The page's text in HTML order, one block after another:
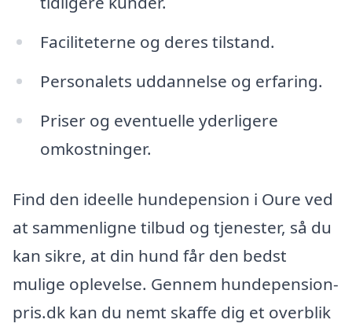
Faciliteterne og deres tilstand.
Personalets uddannelse og erfaring.
Priser og eventuelle yderligere
omkostninger.
Find den ideelle hundepension i Oure ved
at sammenligne tilbud og tjenester, så du
kan sikre, at din hund får den bedst
mulige oplevelse. Gennem hundepension-
pris.dk kan du nemt skaffe dig et overblik